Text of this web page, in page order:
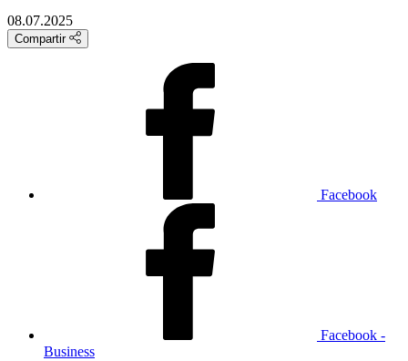
08.07.2025
Compartir
Facebook
Facebook -
Business